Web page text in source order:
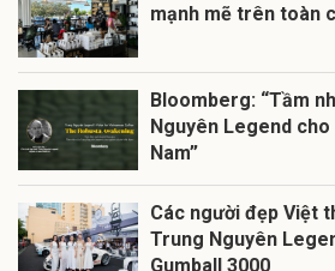
mạnh mẽ trên toàn
Bloomberg: “Tầm
Nguyên Legend
Nam”
Các người đẹp Việt
Trung Nguyên
Gumball 3000